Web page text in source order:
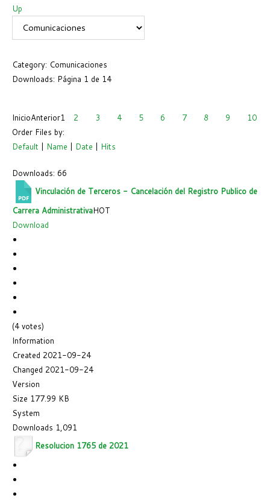
Up
Category: Comunicaciones
Downloads: Página 1 de 14
InicioAnterior1 2 3 4 5 6 7 8 9
10
Order Files by:
Default | Name | Date | Hits
Downloads: 66
Vinculación de Terceros - Cancelación del Registro Publico de
Carrera AdministrativaHOT
Download
(4 votes)
Information
Created 2021-09-24
Changed 2021-09-24
Version
Size 177.99 KB
System
Downloads 1,091
Resolucion 1765 de 2021